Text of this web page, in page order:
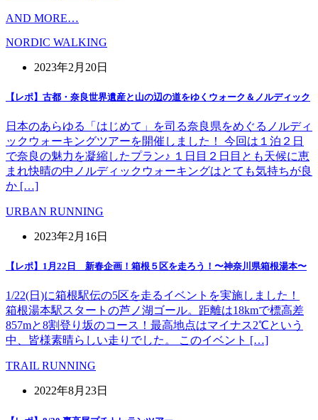
AND MORE…
NORDIC WALKING
2023年2月20日
【レポ】古都・奈良世界遺産と山の辺の道をゆくウォーク＆ノルディック
日本のあらゆる「はじめて」を司る奈良県をめぐるノルディ
ックウォーキングツアーを開催しました！ 今回は１泊２日
で奈良の魅力を凝縮したプラン♪ １日目２日目とも天候に恵
まれ快晴の中ノルディックウォーキングはとても気持ちが良
か […]
URBAN RUNNING
2023年2月16日
【レポ】1月22日 新春企画！箱根５区を走ろう！〜神奈川県箱根湯本〜
1/22(日)に箱根駅伝の5区を走るイベントを実施しました！
箱根湯本駅スタートの芦ノ湖ゴール。距離は18kmで標高差
857mと8割登り坂のコース！最高地点はマイナス2℃という
中、皆様素晴らしい走りでした。 このイベント […]
TRAIL RUNNING
2022年8月23日